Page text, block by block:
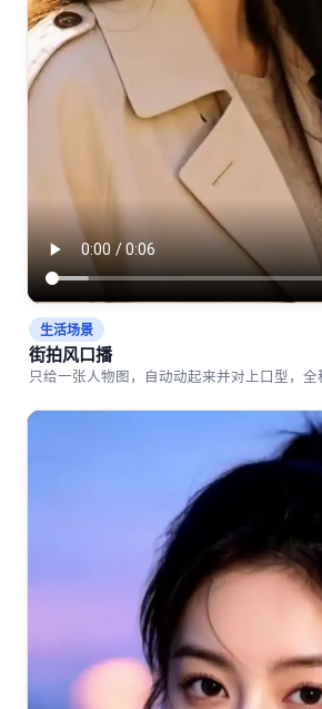
生活场景
街拍风口播
只给一张人物图，自动动起来并对上口型，